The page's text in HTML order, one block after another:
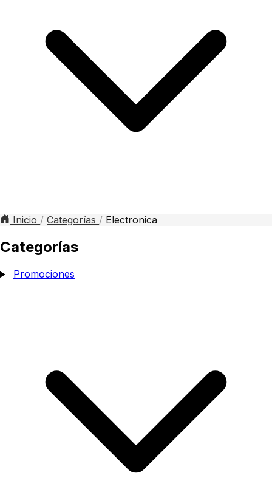
Inicio / Categorías / Electronica
Categorías
Promociones